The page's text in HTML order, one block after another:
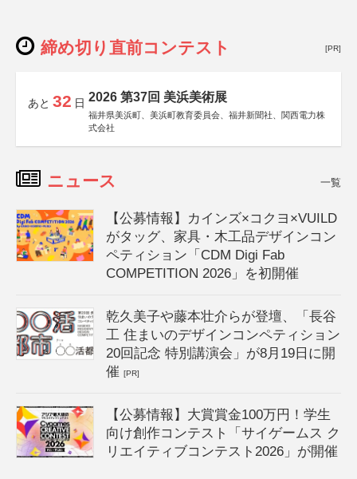
締め切り直前コンテスト [PR]
あと 32 日 2026 第37回 美浜美術展
福井県美浜町、美浜町教育委員会、福井新聞社、関西電力株
式会社
ニュース 一覧
【公募情報】カインズ×コクヨ×VUILD
がタッグ、家具・木工品デザインコン
ペティション「CDM Digi Fab
COMPETITION 2026」を初開催
乾久美子や藤本壮介らが登壇、「長谷
工 住まいのデザインコンペティション
20回記念 特別講演会」が8月19日に開
催[PR]
【公募情報】大賞賞金100万円！学生
向け創作コンテスト「サイゲームス ク
リエイティブコンテスト2026」が開催